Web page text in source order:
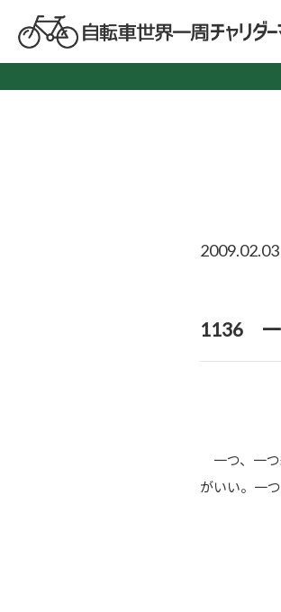
2009.02.03
1136 一
一つ、一つ
がいい。一